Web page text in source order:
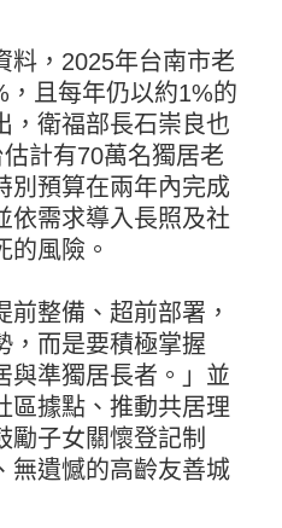
料，2025年台南市老
且每年仍以約1%的
，衛福部長石崇良也
計有70萬名獨居老
別預算在兩年內完成
依需求導入長照及社
的風險。
整備、超前部署，
，而是要積極掌握
與準獨居長者。」並
區據點、推動共居理
勵子女關懷登記制
無遺憾的高齡友善城